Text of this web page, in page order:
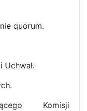
quorum.
Uchwał.
Komisji